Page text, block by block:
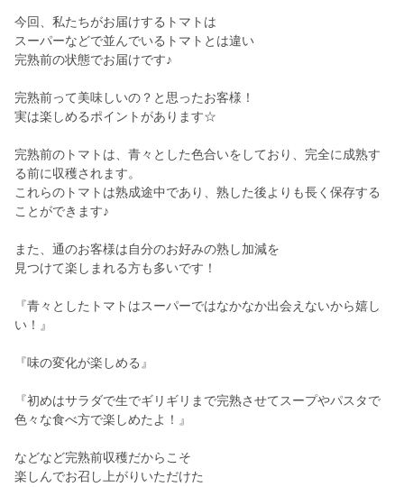
今回、私たちがお届けするトマトは
スーパーなどで並んでいるトマトとは違い
完熟前の状態でお届けです♪
完熟前って美味しいの？と思ったお客様！
実は楽しめるポイントがあります☆
完熟前のトマトは、青々とした色合いをしており、完全に成熟す
る前に収穫されます。
これらのトマトは熟成途中であり、熟した後よりも長く保存する
ことができます♪
また、通のお客様は自分のお好みの熟し加減を
見つけて楽しまれる方も多いです！
『青々としたトマトはスーパーではなかなか出会えないから嬉し
い！』
『味の変化が楽しめる』
『初めはサラダで生でギリギリまで完熟させてスープやパスタで
色々な食べ方で楽しめたよ！』
などなど完熟前収穫だからこそ
楽しんでお召し上がりいただけた